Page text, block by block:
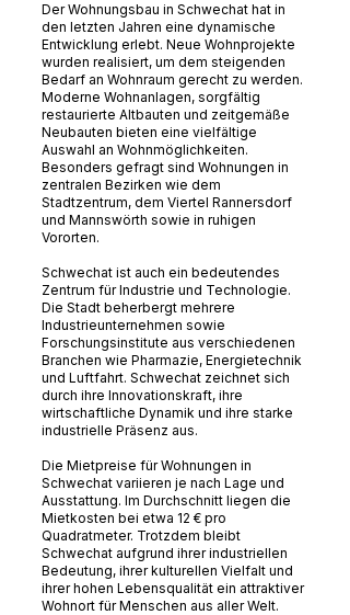
Der Wohnungsbau in Schwechat hat in
den letzten Jahren eine dynamische
Entwicklung erlebt. Neue Wohnprojekte
wurden realisiert, um dem steigenden
Bedarf an Wohnraum gerecht zu werden.
Moderne Wohnanlagen, sorgfältig
restaurierte Altbauten und zeitgemäße
Neubauten bieten eine vielfältige
Auswahl an Wohnmöglichkeiten.
Besonders gefragt sind Wohnungen in
zentralen Bezirken wie dem
Stadtzentrum, dem Viertel Rannersdorf
und Mannswörth sowie in ruhigen
Vororten.
Schwechat ist auch ein bedeutendes
Zentrum für Industrie und Technologie.
Die Stadt beherbergt mehrere
Industrieunternehmen sowie
Forschungsinstitute aus verschiedenen
Branchen wie Pharmazie, Energietechnik
und Luftfahrt. Schwechat zeichnet sich
durch ihre Innovationskraft, ihre
wirtschaftliche Dynamik und ihre starke
industrielle Präsenz aus.
Die Mietpreise für Wohnungen in
Schwechat variieren je nach Lage und
Ausstattung. Im Durchschnitt liegen die
Mietkosten bei etwa 12 € pro
Quadratmeter. Trotzdem bleibt
Schwechat aufgrund ihrer industriellen
Bedeutung, ihrer kulturellen Vielfalt und
ihrer hohen Lebensqualität ein attraktiver
Wohnort für Menschen aus aller Welt.